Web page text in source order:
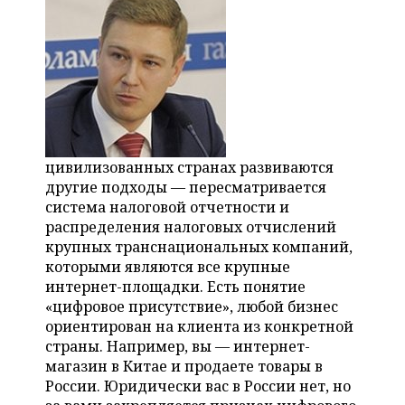
цивилизованных странах развиваются
другие подходы — пересматривается
система налоговой отчетности и
распределения налоговых отчислений
крупных транснациональных компаний,
которыми являются все крупные
интернет-площадки. Есть понятие
«цифровое присутствие», любой бизнес
ориентирован на клиента из конкретной
страны. Например, вы — интернет-
магазин в Китае и продаете товары в
России. Юридически вас в России нет, но